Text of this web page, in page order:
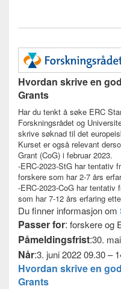
Hvordan skrive en
Grants
Har du tenkt å søke ERC
Forskningsrådet og
skrive søknad til det
Kurset er også relevant
Grant (CoG) i februar 2023.
-ERC-2023-StG har tentativ
forskere som har 2-7 års
-ERC-2023-CoG har tentativ
som har 7-12 års erfaring
Du finner informasjon om
Passer for: forskere og
Påmeldingsfrist:30.
Når:3. juni 2022 09.30 –
Hvordan skrive en
Grants